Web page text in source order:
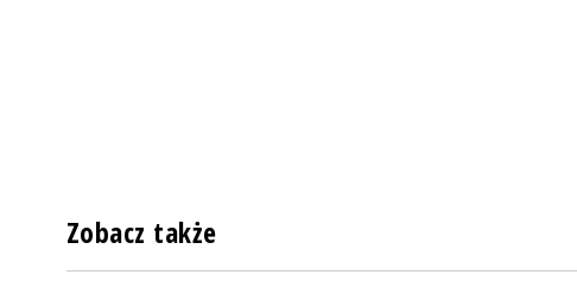
Zobacz także